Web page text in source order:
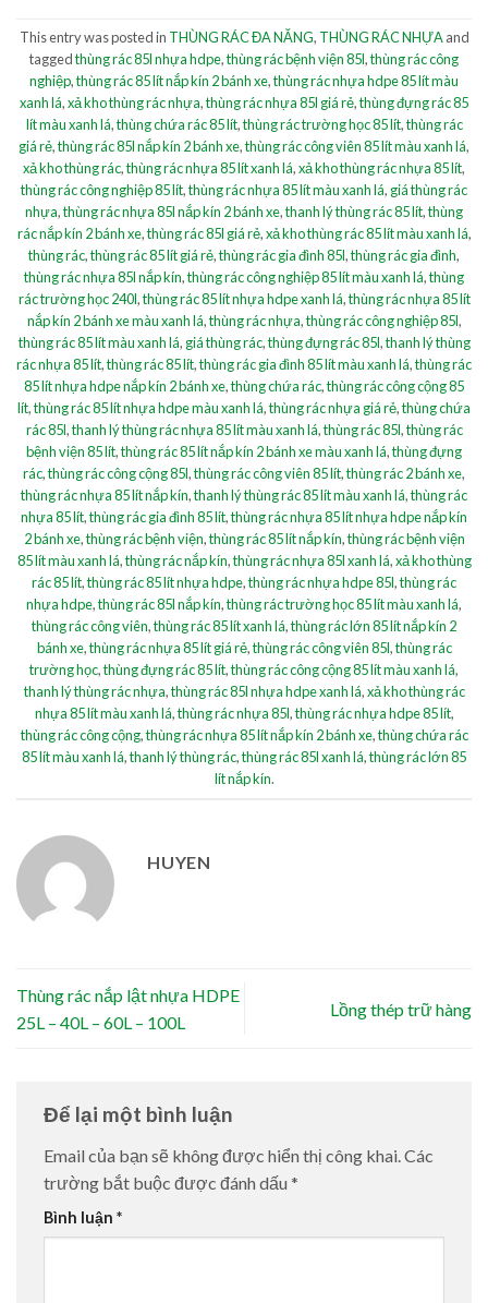
This entry was posted in THÙNG RÁC ĐA NĂNG, THÙNG RÁC NHỰAand
taggedthùng rác 85l nhựa hdpe,thùng rác bệnh viện 85l,thùng rác công
nghiệp,thùng rác 85 lít nắp kín 2 bánh xe,thùng rác nhựa hdpe 85 lít màu
xanh lá,xả kho thùng rác nhựa,thùng rác nhựa 85l giá rẻ,thùng đựng rác 85
lít màu xanh lá,thùng chứa rác 85 lít,thùng rác trường học 85 lít,thùng rác
giá rẻ,thùng rác 85l nắp kín 2 bánh xe,thùng rác công viên 85 lít màu xanh lá,
xả kho thùng rác,thùng rác nhựa 85 lít xanh lá,xả kho thùng rác nhựa 85 lít,
thùng rác công nghiệp 85 lít,thùng rác nhựa 85 lít màu xanh lá, giá thùng rác
nhựa,thùng rác nhựa 85l nắp kín 2 bánh xe,thanh lý thùng rác 85 lít,thùng
rác nắp kín 2 bánh xe,thùng rác 85l giá rẻ,xả kho thùng rác 85 lít màu xanh lá,
thùng rác,thùng rác 85 lít giá rẻ,thùng rác gia đình 85l,thùng rác gia đình,
thùng rác nhựa 85l nắp kín,thùng rác công nghiệp 85 lít màu xanh lá,thùng
rác trường học 240l,thùng rác 85 lít nhựa hdpe xanh lá,thùng rác nhựa 85 lít
nắp kín 2 bánh xe màu xanh lá,thùng rác nhựa,thùng rác công nghiệp 85l,
thùng rác 85 lít màu xanh lá, giá thùng rác,thùng đựng rác 85l,thanh lý thùng
rác nhựa 85 lít,thùng rác 85 lít,thùng rác gia đình 85 lít màu xanh lá,thùng rác
85 lít nhựa hdpe nắp kín 2 bánh xe,thùng chứa rác,thùng rác công cộng 85
lít,thùng rác 85 lít nhựa hdpe màu xanh lá,thùng rác nhựa giá rẻ,thùng chứa
rác 85l,thanh lý thùng rác nhựa 85 lít màu xanh lá,thùng rác 85l,thùng rác
bệnh viện 85 lít,thùng rác 85 lít nắp kín 2 bánh xe màu xanh lá,thùng đựng
rác,thùng rác công cộng 85l,thùng rác công viên 85 lít,thùng rác 2 bánh xe,
thùng rác nhựa 85 lít nắp kín,thanh lý thùng rác 85 lít màu xanh lá,thùng rác
nhựa 85 lít,thùng rác gia đình 85 lít,thùng rác nhựa 85 lít nhựa hdpe nắp kín
2 bánh xe,thùng rác bệnh viện,thùng rác 85 lít nắp kín,thùng rác bệnh viện
85 lít màu xanh lá,thùng rác nắp kín,thùng rác nhựa 85l xanh lá,xả kho thùng
rác 85 lít,thùng rác 85 lít nhựa hdpe,thùng rác nhựa hdpe 85l,thùng rác
nhựa hdpe,thùng rác 85l nắp kín,thùng rác trường học 85 lít màu xanh lá,
thùng rác công viên,thùng rác 85 lít xanh lá,thùng rác lớn 85 lít nắp kín 2
bánh xe,thùng rác nhựa 85 lít giá rẻ,thùng rác công viên 85l,thùng rác
trường học,thùng đựng rác 85 lít,thùng rác công cộng 85 lít màu xanh lá,
thanh lý thùng rác nhựa,thùng rác 85l nhựa hdpe xanh lá,xả kho thùng rác
nhựa 85 lít màu xanh lá,thùng rác nhựa 85l,thùng rác nhựa hdpe 85 lít,
thùng rác công cộng,thùng rác nhựa 85 lít nắp kín 2 bánh xe,thùng chứa rác
85 lít màu xanh lá,thanh lý thùng rác,thùng rác 85l xanh lá,thùng rác lớn 85
lít nắp kín.
HUYEN
Thùng rác nắp lật nhựa HDPE
25L – 40L – 60L – 100L
Lồng thép trữ hàng
Để lại một bình luận
Email của bạn sẽ không được hiển thị công khai.Các
trường bắt buộc được đánh dấu *
Bình luận *